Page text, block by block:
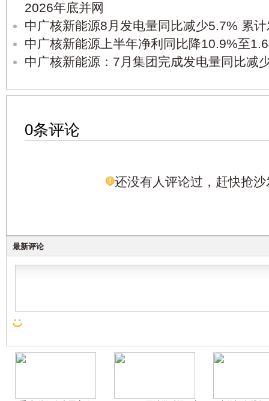
2026年底并网
中广核新能源8月发电量同比减少5.7% 累
中广核新能源上半年净利同比降10.9%至
中广核新能源：7月集团完成发电量同比减
0条评论
还没有人评论过，赶快抢沙
最新评论